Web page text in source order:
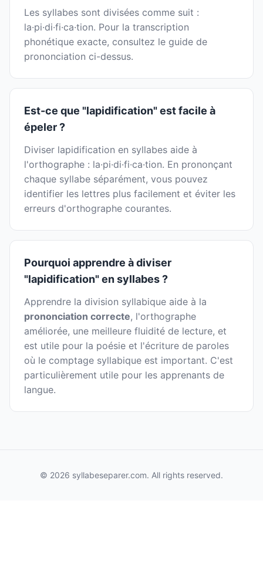
Les syllabes sont divisées comme suit :
la·pi·di·fi·ca·tion. Pour la transcription
phonétique exacte, consultez le guide de
prononciation ci-dessus.
Est-ce que "lapidification" est facile à
épeler ?
Diviser lapidification en syllabes aide à
l'orthographe : la·pi·di·fi·ca·tion. En prononçant
chaque syllabe séparément, vous pouvez
identifier les lettres plus facilement et éviter les
erreurs d'orthographe courantes.
Pourquoi apprendre à diviser
"lapidification" en syllabes ?
Apprendre la division syllabique aide à la
prononciation correcte, l'orthographe
améliorée, une meilleure fluidité de lecture, et
est utile pour la poésie et l'écriture de paroles
où le comptage syllabique est important. C'est
particulièrement utile pour les apprenants de
langue.
© 2026 syllabeseparer.com. All rights reserved.